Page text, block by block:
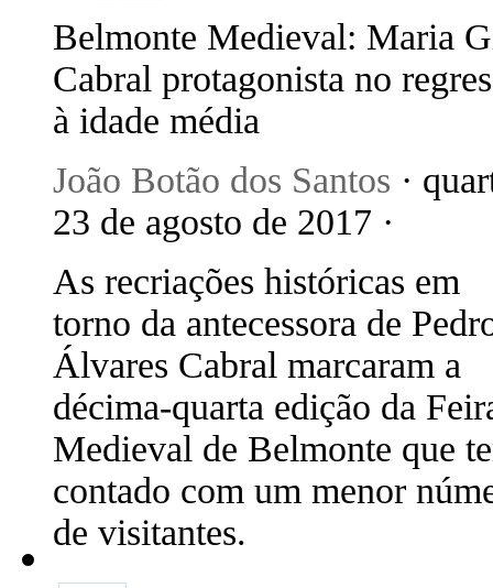
Belmonte Medieval: Maria
Cabral protagonista no
à idade média
João Botão dos Santos ·
23 de agosto de 2017 ·
As recriações históricas em
torno da antecessora de
Álvares Cabral marcaram a
décima-quarta edição da
Medieval de Belmonte que
contado com um menor
de visitantes.